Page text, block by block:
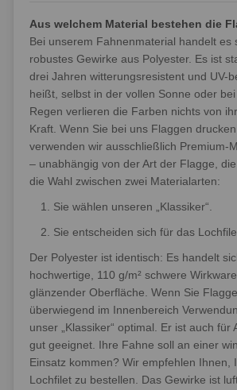
Aus welchem Material bestehen die
Bei unserem Fahnenmaterial handelt es
robustes Gewirke aus Polyester. Es ist
drei Jahren witterungsresistent und UV-
heißt, selbst in der vollen Sonne oder
Regen verlieren die Farben nichts von
Kraft. Wenn Sie bei uns Flaggen drucken
verwenden wir ausschließlich Premium-
– unabhängig von der Art der Flagge,
die Wahl zwischen zwei Materialarten:
Sie wählen unseren „Klassiker“.
Sie entscheiden sich für das
Der Polyester ist identisch: Es handelt
hochwertige, 110 g/m² schwere
glänzender Oberfläche. Wenn Sie
überwiegend im Innenbereich
unser „Klassiker“ optimal. Er ist auch für
gut geeignet. Ihre Fahne soll an einer
Einsatz kommen? Wir empfehlen Ihnen,
Lochfilet zu bestellen. Das Gewirke ist